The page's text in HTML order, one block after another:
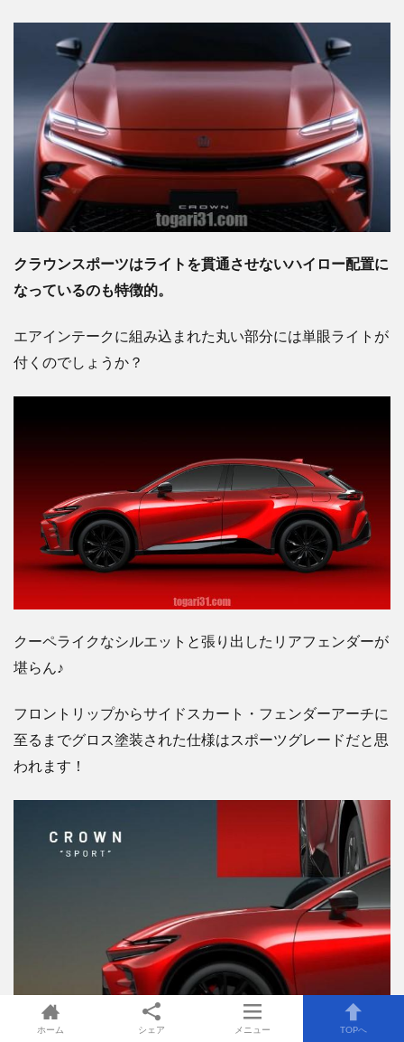
クラウンスポーツはライトを貫通させないハイロー配置に
なっているのも特徴的。
エアインテークに組み込まれた丸い部分には単眼ライトが
付くのでしょうか？
クーペライクなシルエットと張り出したリアフェンダーが
堪らん♪
フロントリップからサイドスカート・フェンダーアーチに
至るまでグロス塗装された仕様はスポーツグレードだと思
われます！
ホーム シェア メニュー TOPへ